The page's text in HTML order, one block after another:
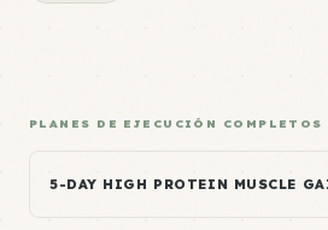
PLANES DE EJECUCIÓN COMPLETOS
5-DAY HIGH PROTEIN MUSCLE